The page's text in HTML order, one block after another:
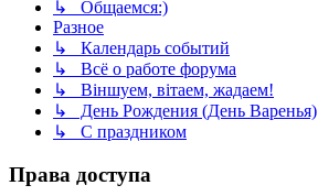
↳ Общаемся:)
Разное
↳ Календарь событий
↳ Всё о работе форума
↳ Віншуем, вітаем, жадаем!
↳ День Рождения (День Варенья)
↳ С праздником
Права доступа